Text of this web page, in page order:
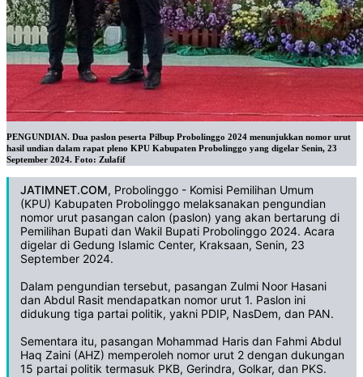
PENGUNDIAN. Dua paslon peserta Pilbup Probolinggo 2024 menunjukkan nomor urut
hasil undian dalam rapat pleno KPU Kabupaten Probolinggo yang digelar Senin, 23
September 2024. Foto: Zulafif
JATIMNET.COM, Probolinggo - Komisi Pemilihan Umum
(KPU) Kabupaten Probolinggo melaksanakan pengundian
nomor urut pasangan calon (paslon) yang akan bertarung di
Pemilihan Bupati dan Wakil Bupati Probolinggo 2024. Acara
digelar di Gedung Islamic Center, Kraksaan, Senin, 23
September 2024.
Dalam pengundian tersebut, pasangan Zulmi Noor Hasani
dan Abdul Rasit mendapatkan nomor urut 1. Paslon ini
didukung tiga partai politik, yakni PDIP, NasDem, dan PAN.
Sementara itu, pasangan Mohammad Haris dan Fahmi Abdul
Haq Zaini (AHZ) memperoleh nomor urut 2 dengan dukungan
15 partai politik termasuk PKB, Gerindra, Golkar, dan PKS.